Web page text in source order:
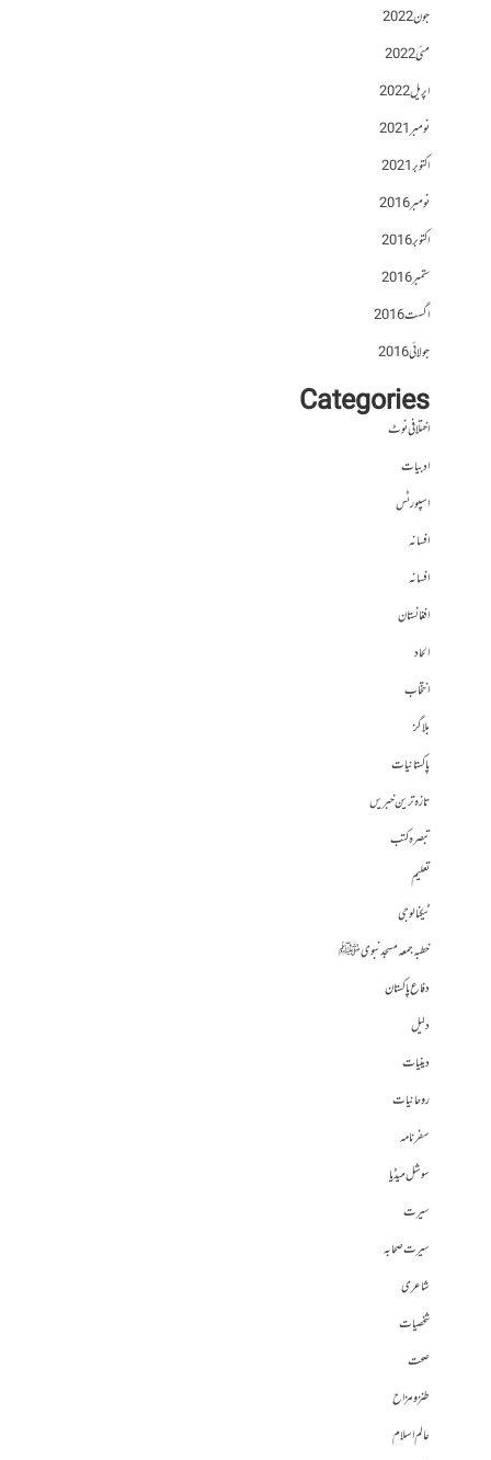
جون 2022
مئی 2022
اپریل 2022
نومبر 2021
اکتوبر 2021
نومبر 2016
اکتوبر 2016
ستمبر 2016
اگست 2016
جولائی 2016
Categories
اختلافی نوٹ
ادبیات
اسپورٹس
افسانہ
افسانہ
افغانستان
الحاد
انتخاب
بلاگز
پاکستانیات
تازہ ترین خبریں
تبصرہ کتب
تعلیم
ٹیکنالوجی
خطبہ جمعہ مسجد نبوی ﷺ
دفاع پاکستان
دلیل
دینیات
روحانیات
سفرنامہ
سوشل میڈیا
سیرت
سیرت صحابہ
شاعری
شخصیات
صحت
طنز و مزاح
عالم اسلام